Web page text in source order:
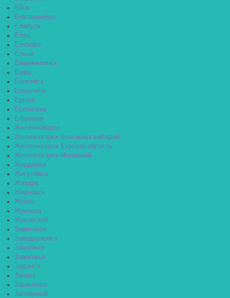
Ейск
Екатеринбург
Елабуга
Елец
Елизово
Ельня
Еманжелинск
Емва
Енисейск
Ермолино
Ершов
Ессентуки
Ефремов
Железноводск
Железногорск Красноярский край
Железногорск Курская область
Железногорск-Илимский
Жердевка
Жигулёвск
Жиздра
Жирновск
Жуков
Жуковка
Жуковский
Завитинск
Заводоуковск
Заволжск
Заволжье
Задонск
Заинск
Закаменск
Заозёрный